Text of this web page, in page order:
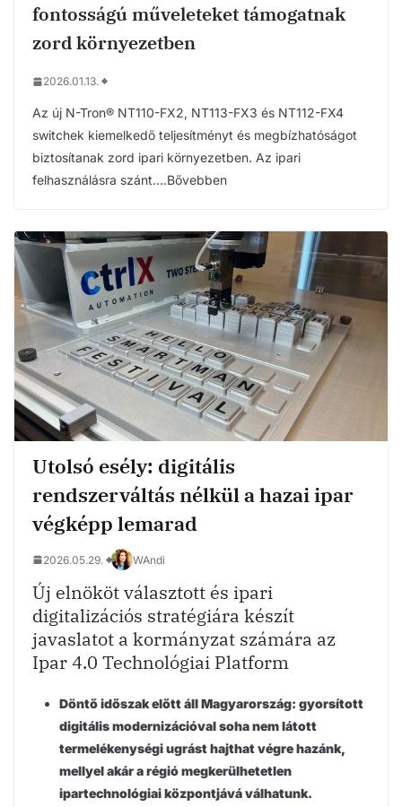
fontosságú műveleteket támogatnak
zord környezetben
2026.01.13.
Az új N-Tron® NT110-FX2, NT113-FX3 és NT112-FX4
switchek kiemelkedő teljesítményt és megbízhatóságot
biztosítanak zord ipari környezetben. Az ipari
felhasználásra szánt….Bővebben
Utolsó esély: digitális
rendszerváltás nélkül a hazai ipar
végképp lemarad
2026.05.29. WAndi
Új elnököt választott és ipari
digitalizációs stratégiára készít
javaslatot a kormányzat számára az
Ipar 4.0 Technológiai Platform
Döntő időszak előtt áll Magyarország: gyorsított
digitális modernizációval soha nem látott
termelékenységi ugrást hajthat végre hazánk,
mellyel akár a régió megkerülhetetlen
ipartechnológiai központjává válhatunk.